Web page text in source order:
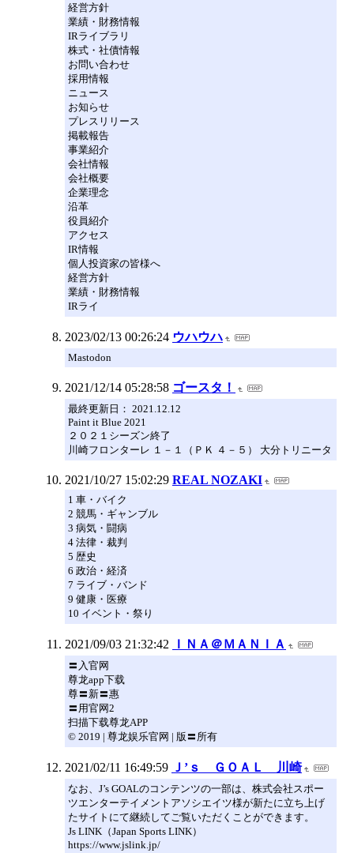
経営方針
業績・財務情報
IRライブラリ
株式・社債情報
お問い合わせ
採用情報
ニュース
お知らせ
プレスリリース
掲載報告
事業紹介
会社情報
会社概要
企業理念
沿革
役員紹介
アクセス
IR情報
個人投資家の皆様へ
経営方針
業績・財務情報
IRライ
2023/02/13 00:26:24 ウハウハ
Mastodon
2021/12/14 05:28:58 ゴースタ！
最終更新日： 2021.12.12
Paint it Blue 2021
２０２１シーズン終了
川崎フロンターレ １－１（ＰＫ ４－５） 大分トリニータ
2021/10/27 15:02:29 REAL NOZAKI
1 車・バイク
2 競馬・ギャンブル
3 病気・闘病
4 法律・裁判
5 歴史
6 政治・経済
7 ライブ・バンド
9 健康・医療
10 イベント・祭り
2021/09/03 21:32:42 ＩＮＡ＠ＭＡＮＩＡ
〓入官网
尊龙app下载
尊〓新〓惠
〓用官网2
扫描下载尊龙APP
© 2019 | 尊龙娱乐官网 | 版〓所有
2021/02/11 16:49:59 Ｊ’ｓ ＧＯＡＬ 川崎
なお、J’s GOALのコンテンツの一部は、株式会社スポー
ツエンターテイメントアソシエイツ様が新たに立ち上げ
たサイトにて継続してご覧いただくことができます。
Js LINK（Japan Sports LINK）
https://www.jslink.jp/